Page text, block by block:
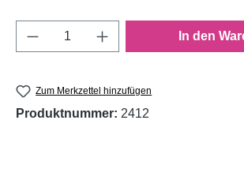
Produkt Anzahl: Gib den
In den
Zum Merkzettel hinzufügen
Produktnummer: 2412